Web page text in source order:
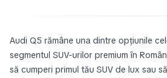
Audi Q5 rămâne una dintre opțiunile
segmentul SUV-urilor premium în
să cumperi primul tău SUV de lux sau